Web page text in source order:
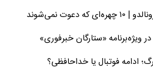
نمی‌شوند
ویژه‌برنامه «ستارگان خبرفوری»
ادامه فوتبال یا خداحافظی؟